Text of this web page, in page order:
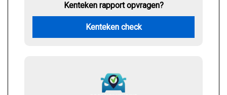
Kenteken rapport opvragen?
Kenteken check